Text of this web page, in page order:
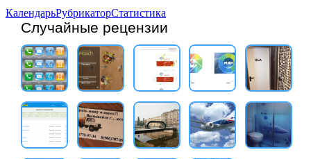
КалендарьРубрикаторСтатистика
Случайные рецензии